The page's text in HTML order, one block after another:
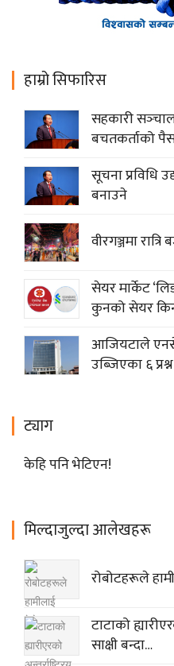
हाम्रो सिफारिस
सहकारी
बचतकर्ताको
सूचना प्रविधि
बनाउने
वीरगञ्जमा
सेयर मार्केट
कुनको सेयर
आजियटाले
उब्जिएका ६ प्रश्न
ट्याग
केहि पनि भेटिएन!
मिल्दाजुल्दा आलेखहरू
रोबोटहरूले
टाटाको
साक्षी बन्दा…